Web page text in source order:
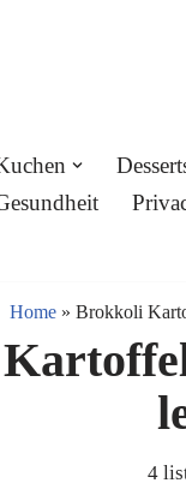
Home » Brokkoli
4